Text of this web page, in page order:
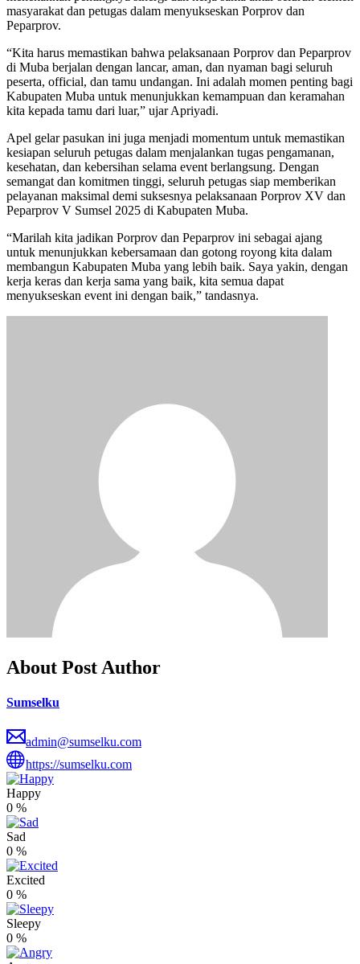
masyarakat dan petugas dalam menyukseskan Porprov dan
Peparprov.
“Kita harus memastikan bahwa pelaksanaan Porprov dan Peparprov
di Muba berjalan dengan lancar, aman, dan nyaman bagi seluruh
peserta, official, dan tamu undangan. Ini adalah momen penting bagi
Kabupaten Muba untuk menunjukkan kemampuan dan keramahan
kita kepada tamu dari luar,” ujar Apriyadi.
Apel gelar pasukan ini juga menjadi momentum untuk memastikan
kesiapan seluruh petugas dalam menjalankan tugas pengamanan,
kesehatan, dan kebersihan selama event berlangsung. Dengan
semangat dan komitmen tinggi, seluruh petugas siap memberikan
pelayanan maksimal demi suksesnya pelaksanaan Porprov XV dan
Peparprov V Sumsel 2025 di Kabupaten Muba.
“Marilah kita jadikan Porprov dan Peparprov ini sebagai ajang
untuk menunjukkan kebersamaan dan gotong royong kita dalam
membangun Kabupaten Muba yang lebih baik. Saya yakin, dengan
kerja keras dan kerja sama yang baik, kita semua dapat
menyukseskan event ini dengan baik,” tandasnya.
About Post Author
Sumselku
admin@sumselku.com
https://sumselku.com
Happy
0 %
Sad
0 %
Excited
0 %
Sleepy
0 %